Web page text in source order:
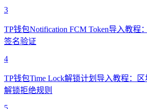
3
TP钱包Notification FCM Token导入教程
签名验证
4
TP钱包Time Lock解锁计划导入教程：
解锁拒绝规则